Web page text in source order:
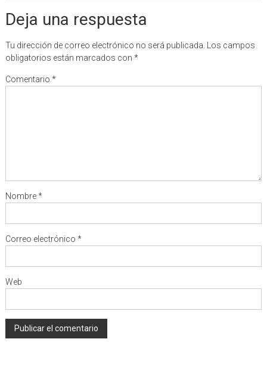
Deja una respuesta
Tu dirección de correo electrónico no será publicada.
Los campos
obligatorios están marcados con *
Comentario *
Nombre*
Correo electrónico *
Web